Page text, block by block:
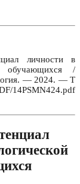
личности в
обучающихся /
— 2024. — Т
14PSMN424.pdf